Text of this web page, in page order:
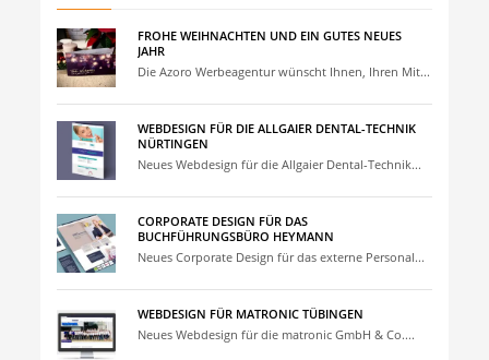
FROHE WEIHNACHTEN UND EIN GUTES NEUES
JAHR
Die Azoro Werbeagentur wünscht Ihnen, Ihren Mit...
WEBDESIGN FÜR DIE ALLGAIER DENTAL-TECHNIK
NÜRTINGEN
Neues Webdesign für die Allgaier Dental-Technik...
CORPORATE DESIGN FÜR DAS
BUCHFÜHRUNGSBÜRO HEYMANN
Neues Corporate Design für das externe Personal...
WEBDESIGN FÜR MATRONIC TÜBINGEN
Neues Webdesign für die matronic GmbH & Co....